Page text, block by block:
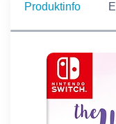
Produktinfo